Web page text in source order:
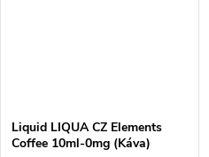
Liquid LIQUA CZ Elements
Coffee 10ml-0mg (Káva)